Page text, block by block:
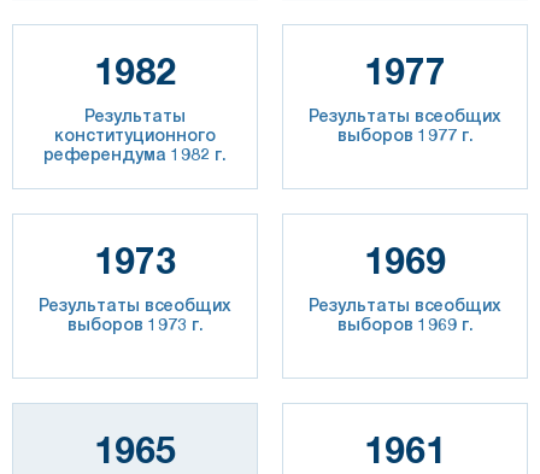
1982
Результаты
конституционного
референдума 1982 г.
1977
Результаты всеобщих
выборов 1977 г.
1973
Результаты всеобщих
выборов 1973 г.
1969
Результаты всеобщих
выборов 1969 г.
1965 1961